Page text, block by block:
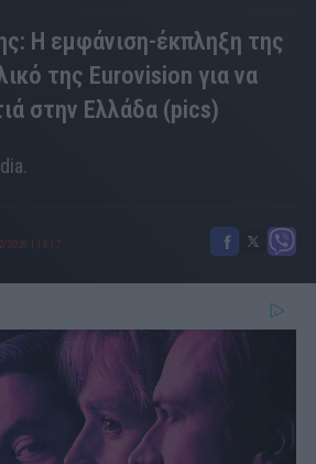
Η εμφάνιση-έκπληξη της
της Eurovision για να
στην Ελλάδα (pics)
2025 14:17